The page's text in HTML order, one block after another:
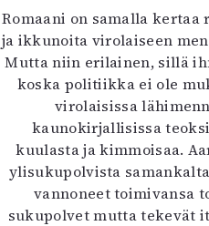
Romaani on samalla
ja ikkunoita virolaiseen
Mutta niin erilainen, sillä
koska politiikka ei ole
virolaisissa
kaunokirjallisissa
kuulasta ja kimmoisaa.
ylisukupolvista
vannoneet toimivansa
sukupolvet mutta tekevät